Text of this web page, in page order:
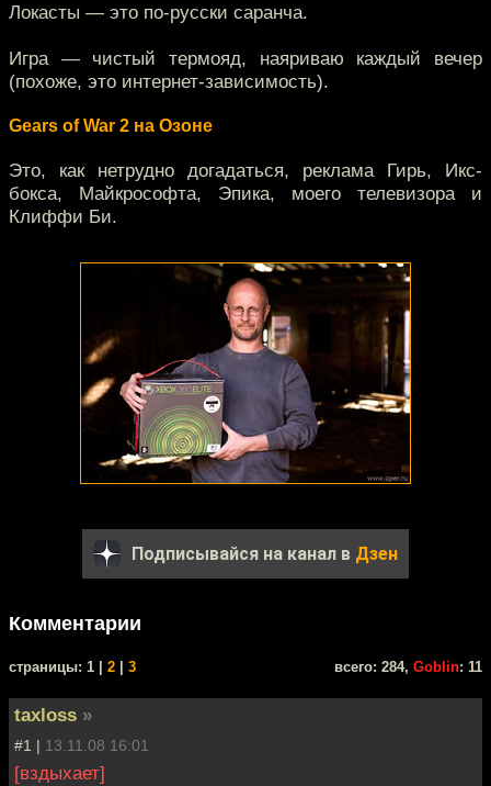
Локасты — это по-русски саранча.
Игра — чистый термояд, наяриваю каждый вечер
(похоже, это интернет-зависимость).
Gears of War 2 на Озоне
Это, как нетрудно догадаться, реклама Гирь, Икс-
бокса, Майкрософта, Эпика, моего телевизора и
Клиффи Би.
Подписывайся на канал в Дзен
Комментарии
cтраницы: 1 | 2 3 всего: 284, Goblin: 11
taxloss »
#1 | 13.11.08 16:01
[вздыхает]